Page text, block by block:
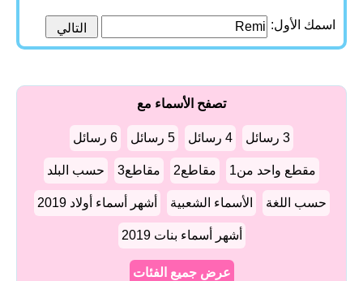
اسمك الأول:
تصفح الأسماء مع
3 رسائل 4 رسائل 5 رسائل 6 رسائل
مقطع واحد من1 مقاطع2 مقاطع3 حسب البلد
حسب اللغة الأسماء الشعبية أشهر أسماء أولاد 2019
أشهر أسماء بنات 2019
عرض جميع الفئات